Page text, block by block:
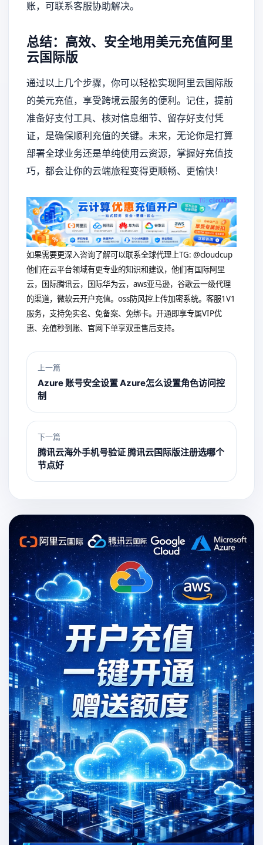
账，可联系客服协助解决。
总结：高效、安全地用美元充值阿里
云国际版
通过以上几个步骤，你可以轻松实现阿里云国际版
的美元充值，享受跨境云服务的便利。记住，提前
准备好支付工具、核对信息细节、留存好支付凭
证，是确保顺利充值的关键。未来，无论你是打算
部署全球业务还是单纯使用云资源，掌握好充值技
巧，都会让你的云端旅程变得更顺畅、更愉快！
如果需要更深入咨询了解可以联系全球代理上TG: @cloudcup
他们在云平台领域有更专业的知识和建议，他们有国际阿里
云，国际腾讯云，国际华为云，aws亚马逊，谷歌云一级代理
的渠道，微软云开户充值。oss防风控上传加密系统。客服1V1
服务，支持免实名、免备案、免绑卡。开通即享专属VIP优
惠、充值秒到账、官网下单享双重售后支持。
上一篇
Azure 账号安全设置 Azure怎么设置角色访问控
制
下一篇
腾讯云海外手机号验证 腾讯云国际版注册选哪个
节点好